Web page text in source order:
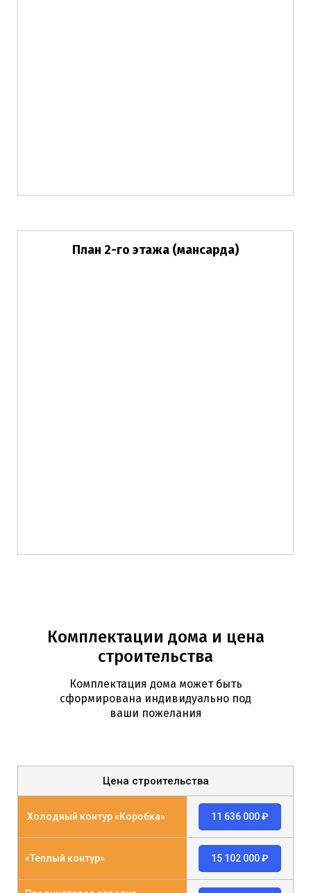
План 2-го этажа (мансарда)
Комплектации дома и цена
строительства
Комплектация дома может быть
сформирована индивидуально под
ваши пожелания
Цена строительства
Холодный контур «Коробка» 11 636 000 ₽
«Теплый контур» 15 102 000 ₽